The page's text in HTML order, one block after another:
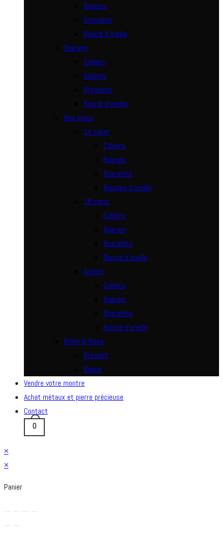
Bagues
Bracelets
Boucle d’oreille
Georgini
Colliers
Bagues
Bracelets
Boucle d’oreille
Nos bijoux
14 carat
Colliers
Bagues
Bracelets
Boucles d’oreille
18 carat
Colliers
Bagues
Bracelets
Boucle d’oreille
Argent
Colliers
Bagues
Bracelets
Boucle d’oreille
Rebel & Rose
Bracelet
Bague
Vendre votre montre
Achat métaux et pierre précieuse
Contact
0
×
×
Panier